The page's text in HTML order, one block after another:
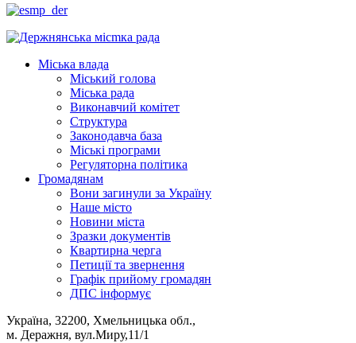
Міська влада
Міський голова
Міська рада
Виконавчий комітет
Структура
Законодавча база
Міські програми
Регуляторна політика
Громадянам
Вони загинули за Україну
Наше місто
Новини міста
Зразки документів
Квартирна черга
Петиції та звернення
Графік прийому громадян
ДПС інформує
Україна, 32200, Хмельницька обл.,
м. Деражня, вул.Миру,11/1